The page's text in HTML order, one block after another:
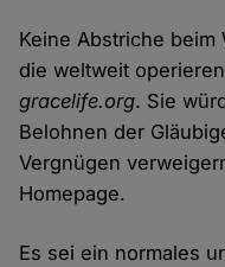
Keine Abstriche beim
die weltweit
gracelife.org. Sie
Belohnen der
Vergnügen
Homepage.
Es sei ein normales